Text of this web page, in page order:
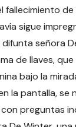
de
sigue
señora
de llaves,
bajo la
la pantalla,
preguntas